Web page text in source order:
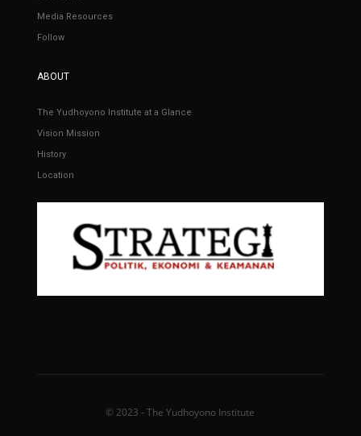
Media Resources
Follow
ABOUT
The Yudhoyono Institute at a Glance
Vision Mission
History
Location
© 2023 - The Yudhoyono Institute